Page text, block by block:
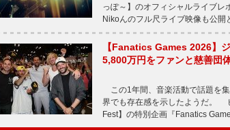
っぽ～】のオフィシャルライブ
Nikoんのフル尺ライブ映像も公
【Fanatics Games 2026】
5,800万円をファンと慈善団
この1年間、音楽活動で話題を
界でも存在感を示したようだ。
Fest】の特別企画『Fanatics